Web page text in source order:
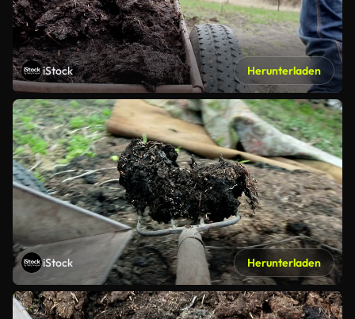
iStock Herunterladen
iStock Herunterladen